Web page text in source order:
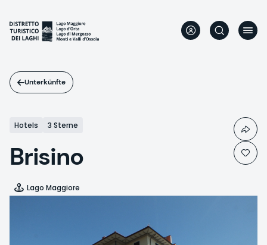
Inhalt
Unterkünfte
Hotels 3 Sterne
Brisino
Lago Maggiore